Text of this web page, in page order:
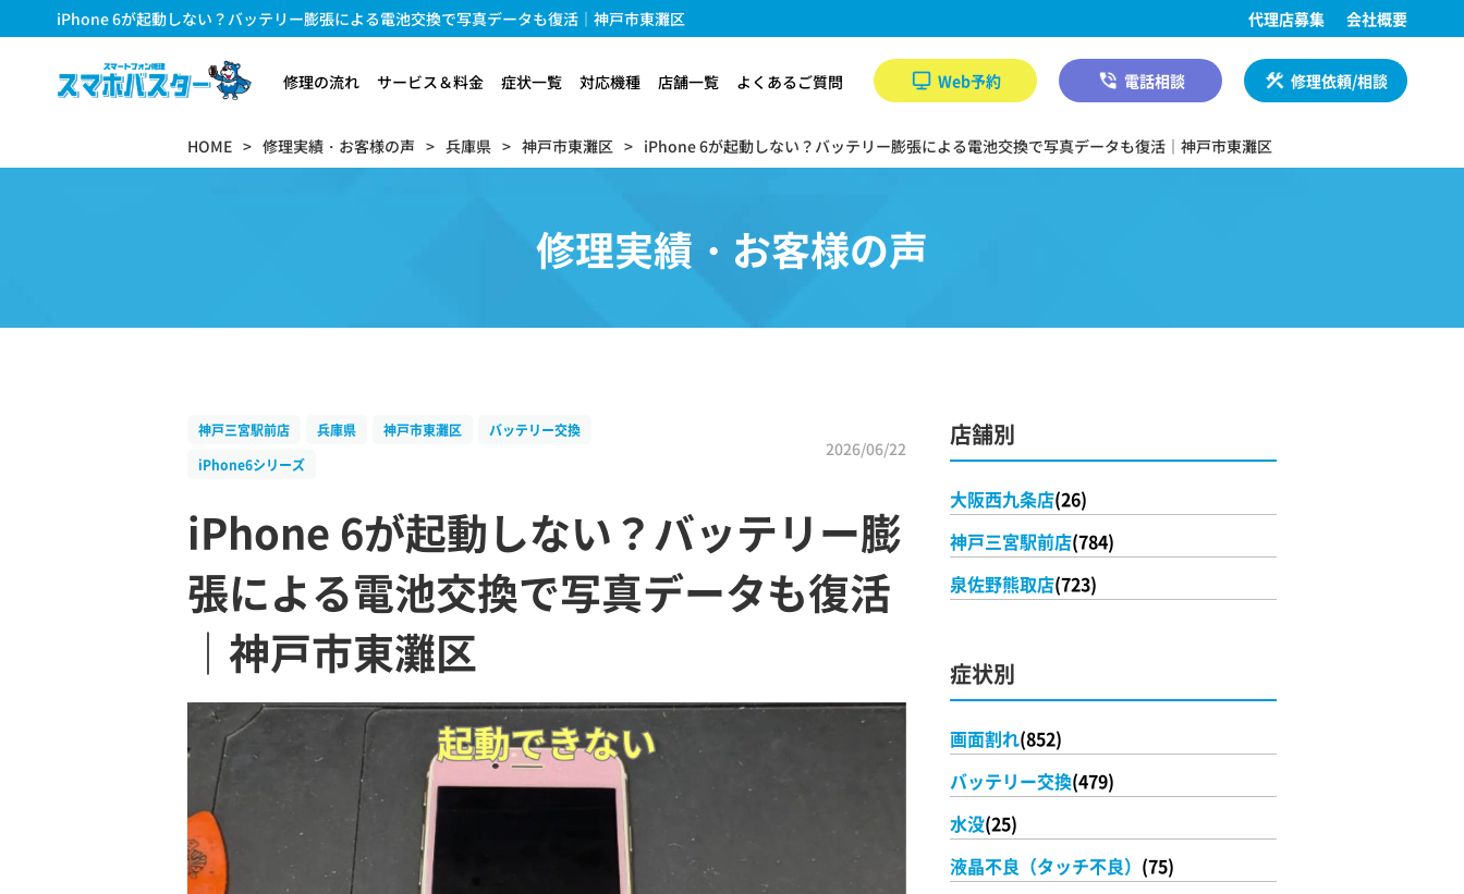
iPhone 6が起動しない？バッテリー膨張による電池交換で写真データも復活｜神戸市東灘区 代理店募集 会社概要
修理の流れ サービス＆料金 症状一覧 対応機種 店舗一覧 よくあるご質問 Web予約 電話相談 修理依頼/相談
HOME 修理実績・お客様の声 兵庫県 神戸市東灘区 iPhone 6が起動しない？バッテリー膨張による電池交換で写真データも復活｜神戸市東灘区
修理実績・お客様の声
神戸三宮駅前店 兵庫県 神戸市東灘区
バッテリー交換
iPhone6シリーズ
2026/06/22
iPhone 6が起動しない？バッテリー膨
張による電池交換で写真データも復活
｜神戸市東灘区
店舗別
大阪西九条店(26)
神戸三宮駅前店(784)
泉佐野熊取店(723)
症状別
画面割れ(852)
バッテリー交換(479)
水没(25)
液晶不良（タッチ不良） (75)